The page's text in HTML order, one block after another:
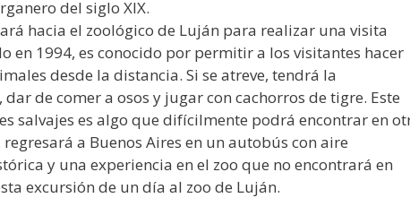
del siglo XIX.
hacia el zoológico de Luján para realizar una visita
en 1994, es conocido por permitir a los visitantes hacer
desde la distancia. Si se atreve, tendrá la
de comer a osos y jugar con cachorros de tigre. Este
salvajes es algo que difícilmente podrá encontrar en
a Buenos Aires en un autobús con aire
y una experiencia en el zoo que no encontrará en
excursión de un día al zoo de Luján.